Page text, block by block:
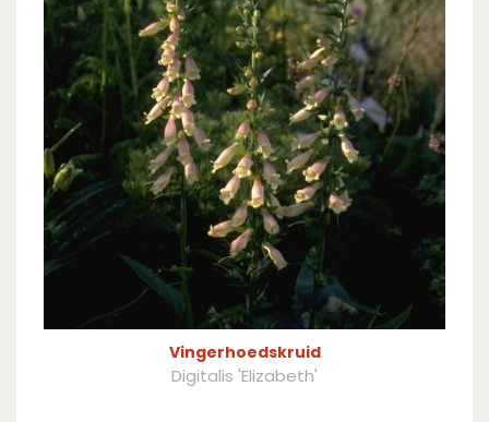
Vingerhoedskruid
Digitalis 'Elizabeth'